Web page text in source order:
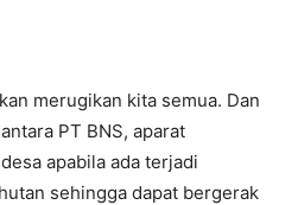
merugikan kita semua. Dan
PT BNS, aparat
apabila ada terjadi
sehingga dapat bergerak